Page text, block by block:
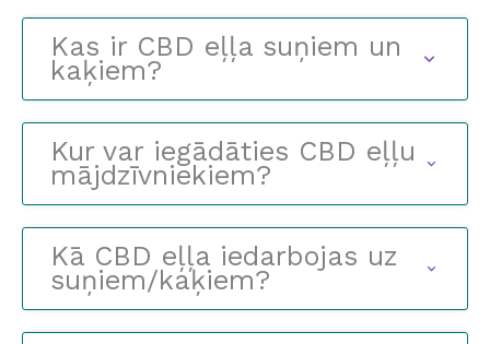
Kas ir CBD eļļa suņiem un
kaķiem?
Kur var iegādāties CBD eļļu
mājdzīvniekiem?
Kā CBD eļļa iedarbojas uz
suņiem/kaķiem?